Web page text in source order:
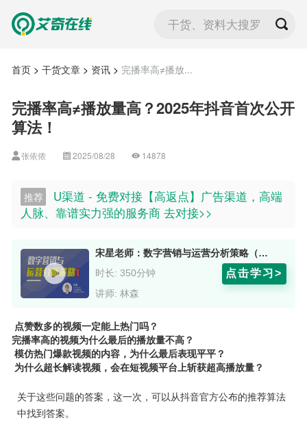
干货、资料大搜罗
首页> 干货文章> 资讯> 完播率高≠播放...
完播率高≠播放量高？2025年抖音首次公开
算法！
张依侬 2025/08/28 14878
推荐
U渠道 - 免费对接【高返点】广告渠道，高端
人脉、靠谱实力强的服务商 去对接>>
宋星老师：数字营销与运营分析策略（中高级）
时长: 350分钟
讲师: 林森
点击学习>
点赞数多的视频一定能上热门吗？
完播率高的视频为什么最后的播放量不高？
模仿热门爆款视频的内容，为什么最后表现平平？
为什么超长解读视频，会在短视频平台上斩获超高播放量？
关于这些问题的答案，这一次，可以从抖音官方公布的推荐算法
中找到答案。